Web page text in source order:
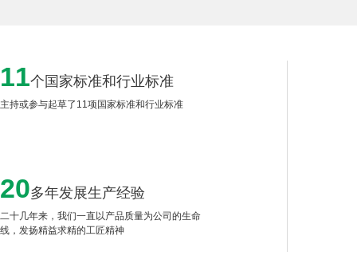
11个国家标准和行业标准
主持或参与起草了11项国家标准和行业标准
20多年发展生产经验
二十几年来，我们一直以产品质量为公司的生命
线，发扬精益求精的工匠精神